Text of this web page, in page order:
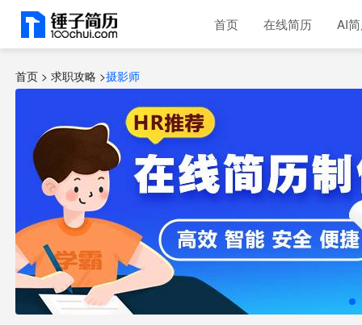
首页 在线简历 AI
首页 > 求职攻略 >摄影师